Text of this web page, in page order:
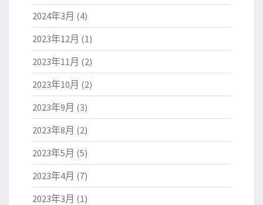
2024年3月 (4)
2023年12月 (1)
2023年11月 (2)
2023年10月 (2)
2023年9月 (3)
2023年8月 (2)
2023年5月 (5)
2023年4月 (7)
2023年3月 (1)